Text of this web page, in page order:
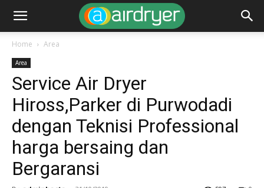
Home Area
Area
Service Air Dryer
Hiross,Parker di Purwodadi
dengan Teknisi Professional
harga bersaing dan
Bergaransi